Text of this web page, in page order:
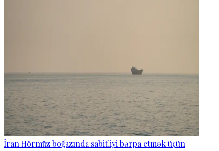
İran Hörmüz boğazında sabitliyi bərpa etmək üçün